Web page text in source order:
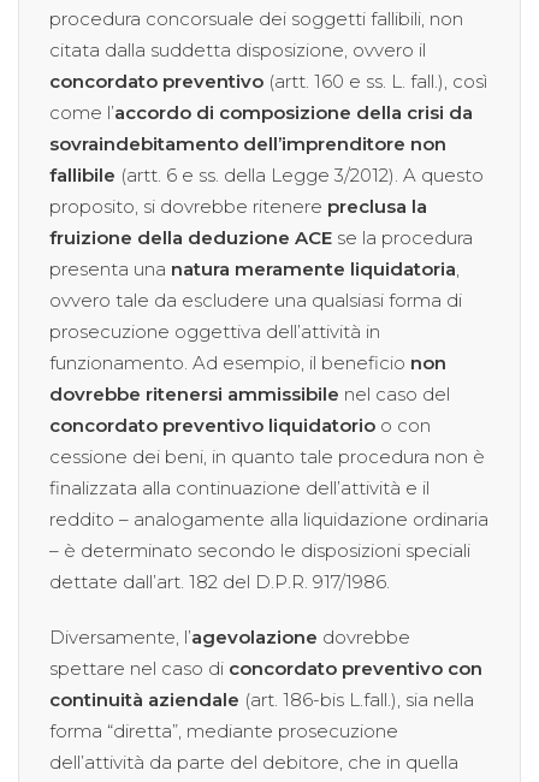
procedura concorsuale dei soggetti fallibili, non
citata dalla suddetta disposizione, ovvero il
concordato preventivo (artt. 160 e ss. L. fall.), così
come l’accordo di composizione della crisi da
sovraindebitamento dell’imprenditore non
fallibile (artt. 6 e ss. della Legge 3/2012). A questo
proposito, si dovrebbe ritenere preclusa la
fruizione della deduzione ACE se la procedura
presenta una natura meramente liquidatoria
ovvero tale da escludere una qualsiasi forma di
prosecuzione oggettiva dell’attività in
funzionamento. Ad esempio, il beneficio non
dovrebbe ritenersi ammissibile nel caso del
concordato preventivo liquidatorio o con
cessione dei beni, in quanto tale procedura non è
finalizzata alla continuazione dell’attività e il
reddito – analogamente alla liquidazione ordinaria
– è determinato secondo le disposizioni speciali
dettate dall’art. 182 del D.P.R. 917/1986.
Diversamente, l’agevolazione dovrebbe
spettare nel caso di concordato preventivo con
continuità aziendale (art. 186-bis L.fall.), sia nella
forma “diretta”, mediante prosecuzione
dell’attività da parte del debitore, che in quella